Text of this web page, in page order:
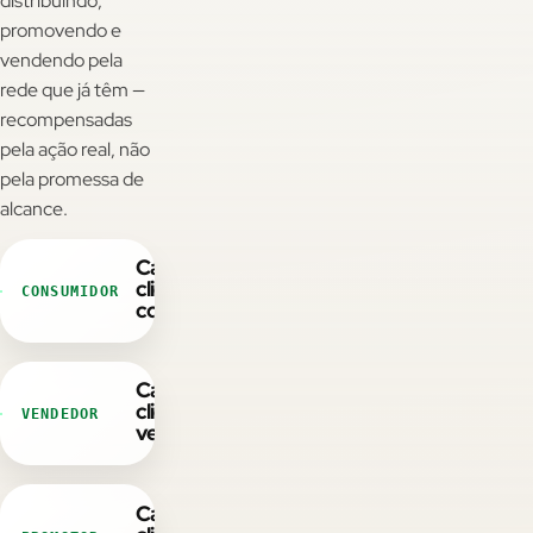
promovendo e
vendendo pela
rede que já têm —
recompensadas
pela ação real, não
pela promessa de
alcance.
CONSUMIDOR
Cada
cliente
consome
VENDEDOR
Cada
cliente
vende
Cada
CAC ↓ • LTV ↑
Padrão de mercado
Estudos de terceiros sobre comunidade reportam CAC
menor e LTV maior - não é resultado Wibx nem promessa.
Economia circular
Verba que volta como consumo
Quando o usuário resgata na sua loja - eficiência de verba,